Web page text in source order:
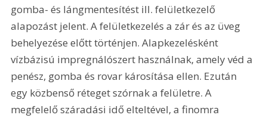
gomba- és lángmentesítést ill. felületkezelő
alapozást jelent. A felületkezelés a zár és az üveg
behelyezése előtt történjen. Alapkezelésként
vízbázisú impregnálószert használnak, amely véd a
penész, gomba és rovar károsítása ellen. Ezután
egy közbenső réteget szórnak a felületre. A
megfelelő száradási idő elteltével, a finomra